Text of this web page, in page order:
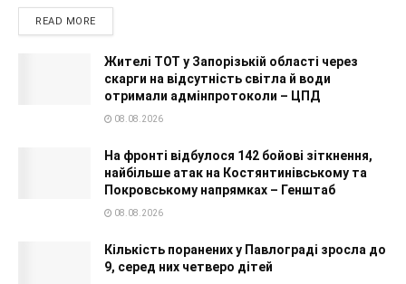
READ MORE
Жителі ТОТ у Запорізькій області через
скарги на відсутність світла й води
отримали адмінпротоколи – ЦПД
08.08.2026
На фронті відбулося 142 бойові зіткнення,
найбільше атак на Костянтинівському та
Покровському напрямках – Генштаб
08.08.2026
Кількість поранених у Павлограді зросла до
9, серед них четверо дітей